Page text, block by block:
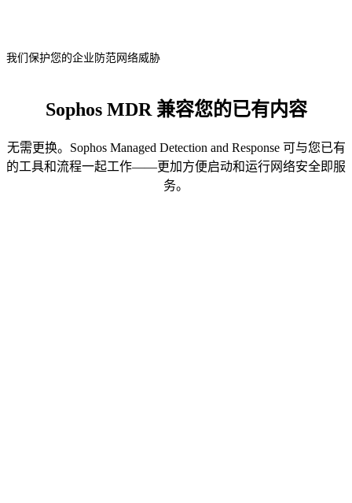
我们保护您的企业防范网络威胁
Sophos MDR 兼容您的已有内容
无需更换。Sophos Managed Detection and Response 可与您已有
的工具和流程一起工作——更加方便启动和运行网络安全即服
务。